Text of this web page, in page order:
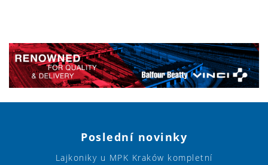
Poslední novinky
Lajkoniky u MPK Kraków kompletní